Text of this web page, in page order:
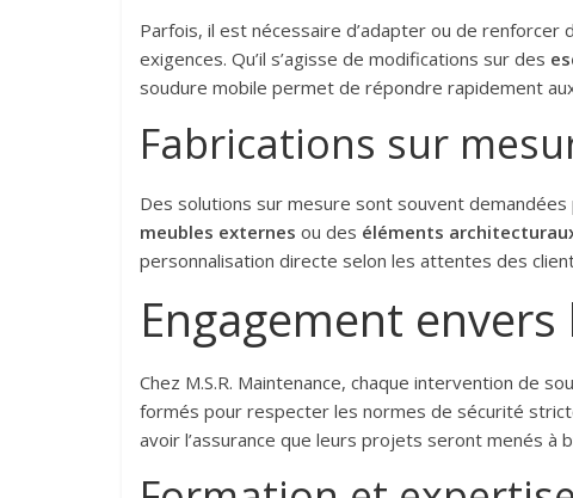
Parfois, il est nécessaire d’adapter ou de
exigences. Qu’il s’agisse de modifications sur des
soudure mobile permet de répondre rapidement
Fabrications sur
Des solutions sur mesure sont souvent
meubles externes ou des éléments
personnalisation directe selon les attentes des
Engagement
Chez M.S.R. Maintenance, chaque intervention de
formés pour respecter les normes de sécurité
avoir l’assurance que leurs projets seront menés à